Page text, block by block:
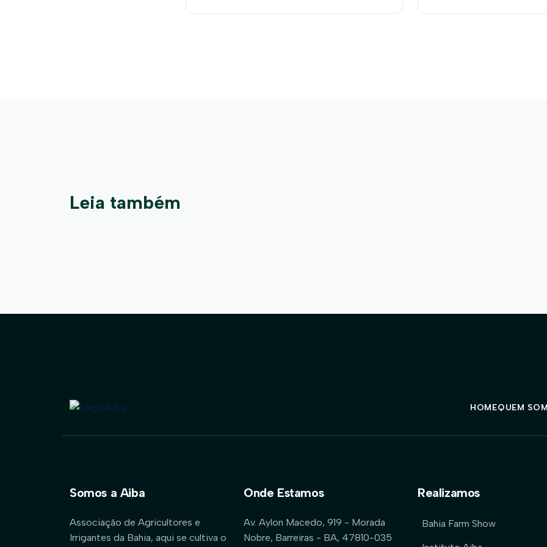
Leia também
HOMEQUEM
Somos a Aiba
Associação de Agricultores e
Irrigantes da Bahia, aqui se cultiva o
Onde Estamos
Av. Aylon Macedo, 919 - Morada
Nobre, Barreiras - BA, 47810-035
Realizamos
Bahia Farm Show